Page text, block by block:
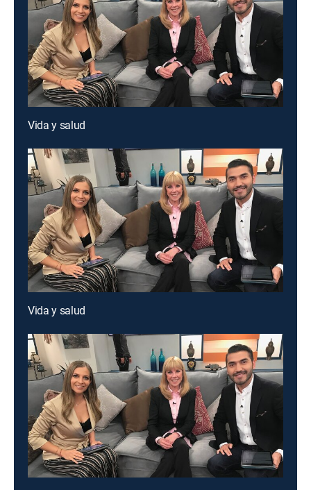
Vida y salud
Vida y salud